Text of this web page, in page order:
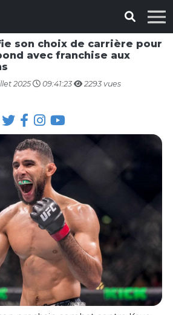
son choix de carrière pour
avec franchise aux
2025 09:41:23
2293 vues